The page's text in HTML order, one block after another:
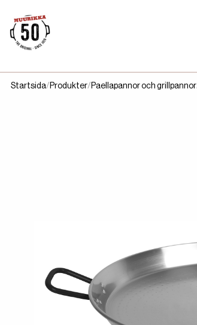
Startsida Produkter Paellapannor och grillpannor